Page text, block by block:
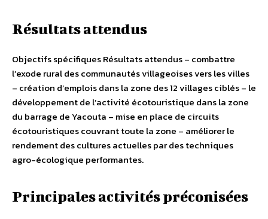
Résultats attendus
Objectifs spécifiques Résultats attendus – combattre
l’exode rural des communautés villageoises vers les villes
– création d’emplois dans la zone des 12 villages ciblés – le
développement de l’activité écotouristique dans la zone
du barrage de Yacouta – mise en place de circuits
écotouristiques couvrant toute la zone – améliorer le
rendement des cultures actuelles par des techniques
agro-écologique performantes.
Principales activités préconisées